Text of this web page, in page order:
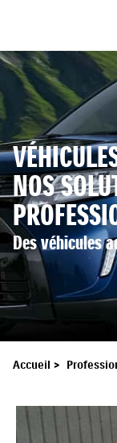
NOS
Des véhicules
Accueil >